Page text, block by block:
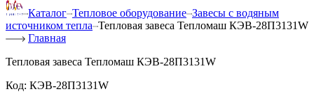
Каталог Тепловое оборудование Завесы с водяным
источником тепла Тепловая завеса Тепломаш КЭВ-28П3131W
Главная
Тепловая завеса Тепломаш КЭВ-28П3131W
Код: КЭВ-28П3131W